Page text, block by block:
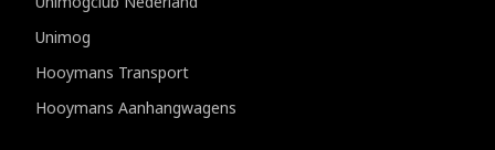
Unimog
Hooymans Transport
Hooymans Aanhangwagens